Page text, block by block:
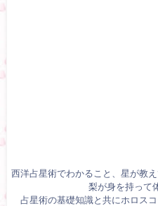
西洋占星術でわかること、星が教
梨が身を持って
占星術の基礎知識と共にホロス